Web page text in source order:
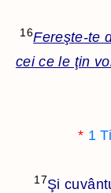
16Fereşte-te
cei ce le ţin
* 1
17Şi